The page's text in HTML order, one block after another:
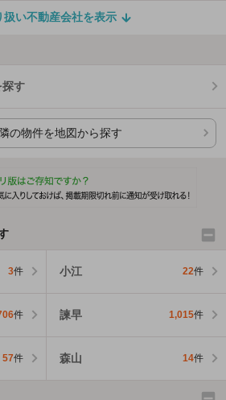
扱い不動産会社を表示
探す
の物件を地図から探す
3件 小江 22件
件 諫早 1,015件
57件 森山 14件